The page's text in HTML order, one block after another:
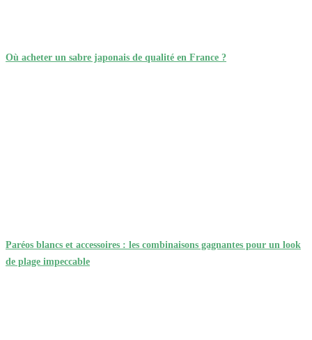
Où acheter un sabre japonais de qualité en France ?
Paréos blancs et accessoires : les combinaisons gagnantes pour un look
de plage impeccable